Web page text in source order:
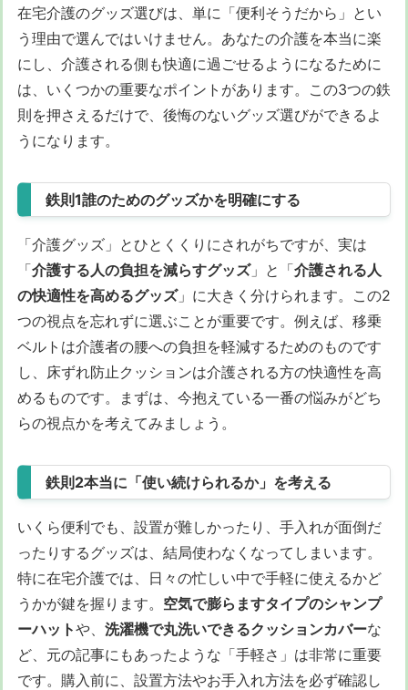
在宅介護のグッズ選びは、単に「便利そうだから」とい
う理由で選んではいけません。あなたの介護を本当に楽
にし、介護される側も快適に過ごせるようになるために
は、いくつかの重要なポイントがあります。この3つの鉄
則を押さえるだけで、後悔のないグッズ選びができるよ
うになります。
鉄則1誰のためのグッズかを明確にする
「介護グッズ」とひとくくりにされがちですが、実は
「介護する人の負担を減らすグッズ」と「介護される人
の快適性を高めるグッズ」に大きく分けられます。この2
つの視点を忘れずに選ぶことが重要です。例えば、移乗
ベルトは介護者の腰への負担を軽減するためのものです
し、床ずれ防止クッションは介護される方の快適性を高
めるものです。まずは、今抱えている一番の悩みがどち
らの視点かを考えてみましょう。
鉄則2本当に「使い続けられるか」を考える
いくら便利でも、設置が難しかったり、手入れが面倒だ
ったりするグッズは、結局使わなくなってしまいます。
特に在宅介護では、日々の忙しい中で手軽に使えるかど
うかが鍵を握ります。 空気で膨らますタイプのシャンプ
ーハットや、 洗濯機で丸洗いできるクッションカバーな
ど、元の記事にもあったような「手軽さ」は非常に重要
です。購入前に、設置方法やお手入れ方法を必ず確認し